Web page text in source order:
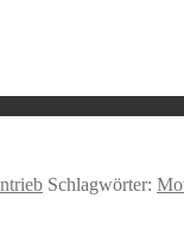
Schlagwörter: